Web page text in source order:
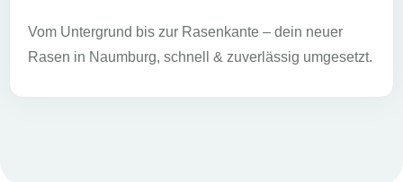
Vom Untergrund bis zur Rasenkante – dein neuer
Rasen in Naumburg, schnell & zuverlässig umgesetzt.